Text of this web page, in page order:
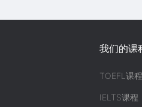
我们的课
TOEFL课程
IELTS课程